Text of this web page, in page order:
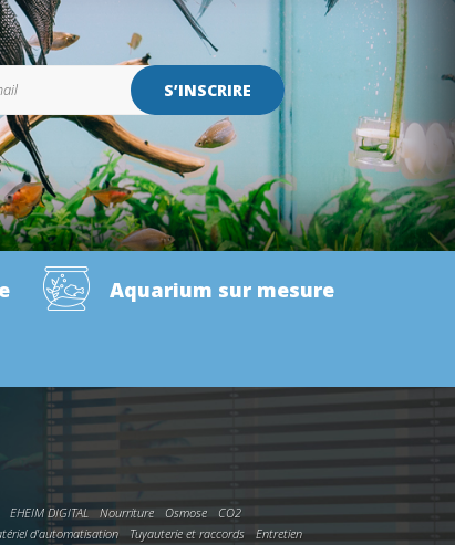
S’INSCRIRE
Aquarium sur mesure
EHEIM DIGITAL Nourriture Osmose
CO2
d'automatisation Tuyauterie et raccords Entretien